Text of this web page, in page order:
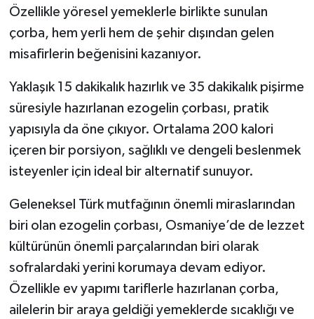
Özellikle yöresel yemeklerle birlikte sunulan
çorba, hem yerli hem de şehir dışından gelen
misafirlerin beğenisini kazanıyor.
Yaklaşık 15 dakikalık hazırlık ve 35 dakikalık pişirme
süresiyle hazırlanan ezogelin çorbası, pratik
yapısıyla da öne çıkıyor. Ortalama 200 kalori
içeren bir porsiyon, sağlıklı ve dengeli beslenmek
isteyenler için ideal bir alternatif sunuyor.
Geleneksel Türk mutfağının önemli miraslarından
biri olan ezogelin çorbası, Osmaniye’de de lezzet
kültürünün önemli parçalarından biri olarak
sofralardaki yerini korumaya devam ediyor.
Özellikle ev yapımı tariflerle hazırlanan çorba,
ailelerin bir araya geldiği yemeklerde sıcaklığı ve